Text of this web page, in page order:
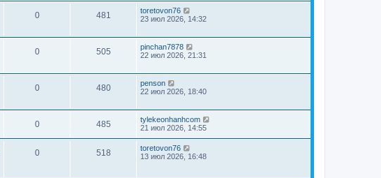
0 481
toretovon76
23 июл 2026, 14:32
0 505
pinchan7878
22 июл 2026, 21:31
0 480
penson
22 июл 2026, 18:40
0 485
tylekeonhanhcom
21 июл 2026, 14:55
0 518
toretovon76
13 июл 2026, 16:48